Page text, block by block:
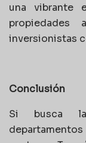
una vibrante
propiedades
inversionistas
Conclusión
Si busca la